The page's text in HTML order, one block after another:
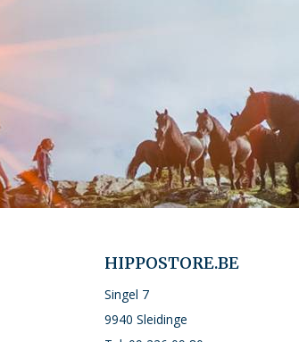
HIPPOSTORE.BE
Singel 7
9940 Sleidinge